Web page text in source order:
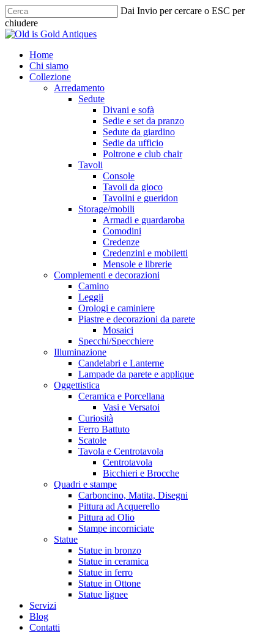
Skip
to
main
Dai Invio per cercare o ESC per
chiudere
Chiudi
cerca
Menu
Home
Chi siamo
Collezione
Arredamento
Sedute
Divani e sofà
Sedie e set da pranzo
Sedute da giardino
Sedie da ufficio
Poltrone e club chair
Tavoli
Console
Tavoli da gioco
Tavolini e gueridon
Storage/mobili
Armadi e guardaroba
Comodini
Credenze
Credenzini e mobiletti
Mensole e librerie
Complementi e decorazioni
Camino
Leggii
Orologi e caminiere
Piastre e decorazioni da parete
Mosaici
Specchi/Specchiere
Illuminazione
Candelabri e Lanterne
Lampade da parete e applique
Oggettistica
Ceramica e Porcellana
Vasi e Versatoi
Curiosità
Ferro Battuto
Scatole
Tavola e Centrotavola
Centrotavola
Bicchieri e Brocche
Quadri e stampe
Carboncino, Matita, Disegni
Pittura ad Acquerello
Pittura ad Olio
Stampe incorniciate
Statue
Statue in bronzo
Statue in ceramica
Statue in ferro
Statue in Ottone
Statue lignee
Servizi
Blog
Contatti